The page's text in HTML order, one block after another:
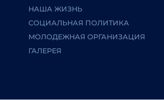
НАША ЖИЗНЬ
СОЦИАЛЬНАЯ ПОЛИТИКА
МОЛОДЕЖНАЯ ОРГАНИЗАЦИЯ
ГАЛЕРЕЯ